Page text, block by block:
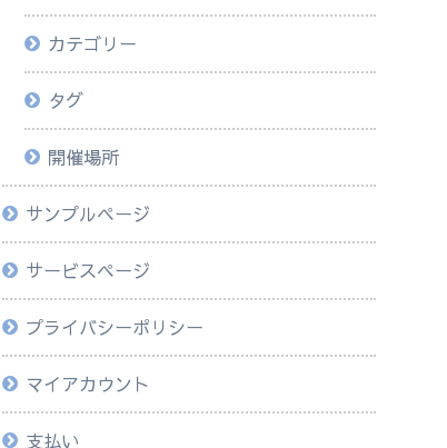
カテゴリー
タグ
開催場所
サンプルページ
サービスページ
プライバシーポリシー
マイアカウント
支払い